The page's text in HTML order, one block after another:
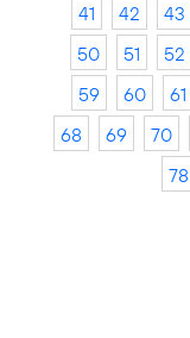
41
42 43
50
51 52
59
60 61
68
69 70
78